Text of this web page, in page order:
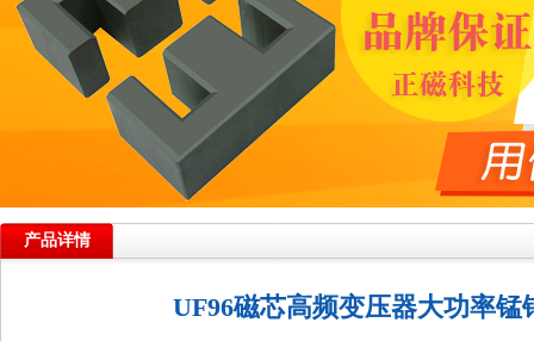
产品详情
UF96磁芯高频变压器大功率